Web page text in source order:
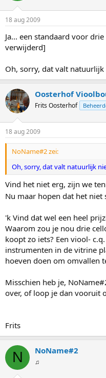
18 aug 2009
Ja... een standaard voor
verwijderd]
Oh, sorry, dat valt
Oosterhof
Frits Oosterhof
18 aug 2009
NoName#2 zei:
Oh, sorry, dat valt natuurlijk
Vind het niet erg, zijn we
Nu maar hopen dat het niet
'k Vind dat wel een heel
Waarom zou je nou drie
koopt zo iets? Een viool-
instrumenten in de vitrine
hoeven doen om omvallen
Misschien heb je,
over, of loop je dan vooruit
Frits
N NoName#2
♫